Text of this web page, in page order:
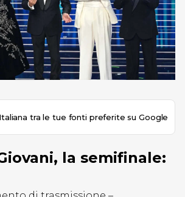
tra le tue fonti preferite su Google
la semifinale: